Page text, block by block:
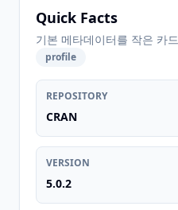
Quick Facts
기본 메타데이터를 작은 카
profile
REPOSITORY
CRAN
VERSION
5.0.2